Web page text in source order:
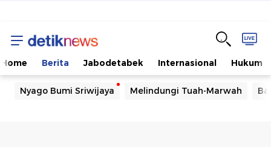
Home Berita Jabodetabek Internasional Hukum
Nyago Bumi Sriwijaya Melindungi Tuah-Marwah